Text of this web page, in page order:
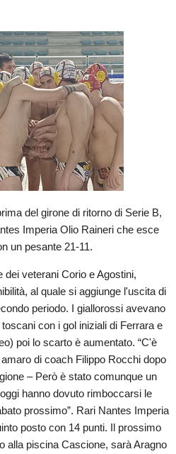
del girone di ritorno di Serie B,
Imperia Olio Raineri che esce
un pesante 21-11.
veterani Corio e Agostini,
al quale si aggiunge l'uscita di
periodo. I giallorossi avevano
con i gol iniziali di Ferrara e
poi lo scarto è aumentato. “C'è
di coach Filippo Rocchi dopo
– Però è stato comunque un
hanno dovuto rimboccarsi le
prossimo”. Rari Nantes Imperia
posto con 14 punti. Il prossimo
alla piscina Cascione, sarà Aragno